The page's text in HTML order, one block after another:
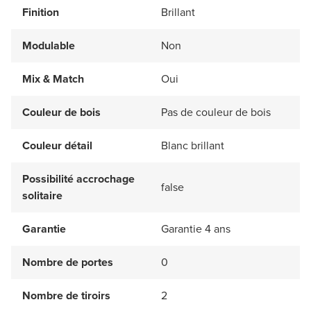
Finition Brillant
Modulable Non
Mix & Match Oui
Couleur de bois Pas de couleur de bois
Couleur détail Blanc brillant
Possibilité accrochage
solitaire
false
Garantie Garantie 4 ans
Nombre de portes 0
Nombre de tiroirs 2